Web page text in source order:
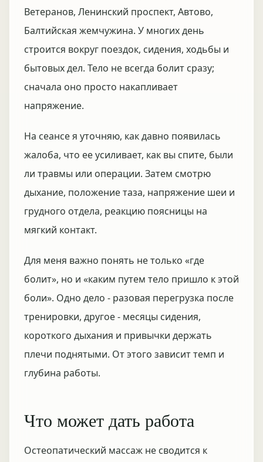
Ветеранов, Ленинский проспект, Автово,
Балтийская жемчужина. У многих день
строится вокруг поездок, сидения, ходьбы и
бытовых дел. Тело не всегда болит сразу;
сначала оно просто накапливает
напряжение.
На сеансе я уточняю, как давно появилась
жалоба, что ее усиливает, как вы спите, были
ли травмы или операции. Затем смотрю
дыхание, положение таза, напряжение шеи и
грудного отдела, реакцию поясницы на
мягкий контакт.
Для меня важно понять не только «где
болит», но и «каким путем тело пришло к этой
боли». Одно дело - разовая перегрузка после
тренировки, другое - месяцы сидения,
короткого дыхания и привычки держать
плечи поднятыми. От этого зависит темп и
глубина работы.
Что может дать работа
Остеопатический массаж не сводится к